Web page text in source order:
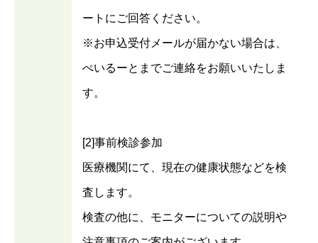
ートにご回答ください。
※お申込受付メールが届かない場合は、
ぺいるーとまでご連絡をお願いいたしま
す。
[2]事前検診参加
医療機関にて、現在の健康状態などを検
査します。
検査の他に、モニターについての説明や